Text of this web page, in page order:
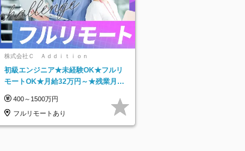
株式会社Ｃ Ａｄｄｉｔｉｏｎ
初級エンジニア★未経験OK★フルリ
モートOK★月給32万円～★残業月10
400～1500万円
フルリモートあり